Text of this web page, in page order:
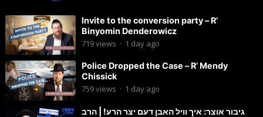
Invite to the conversion party – R’
Binyomin Denderowicz
719views · 1 day ago
Police Dropped the Case – R’ Mendy
Chissick
759views · 1 day ago
גיבור אוצר: איך וויל האבן דעם יצר הרע! | הרב